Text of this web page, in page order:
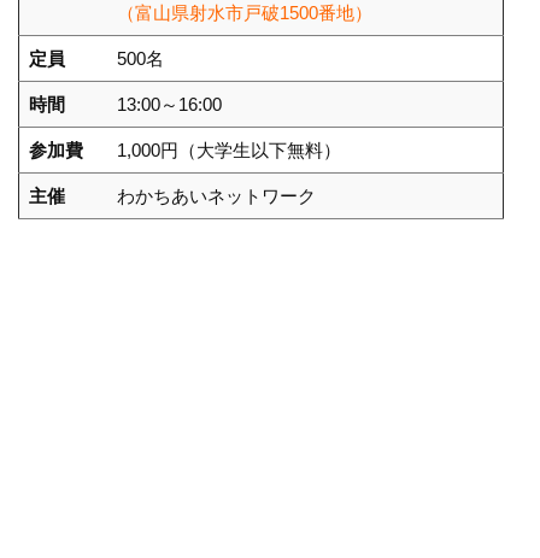
（富山県射水市戸破1500番地）
定員 500名
時間 13:00～16:00
参加費 1,000円（大学生以下無料）
主催 わかちあいネットワーク